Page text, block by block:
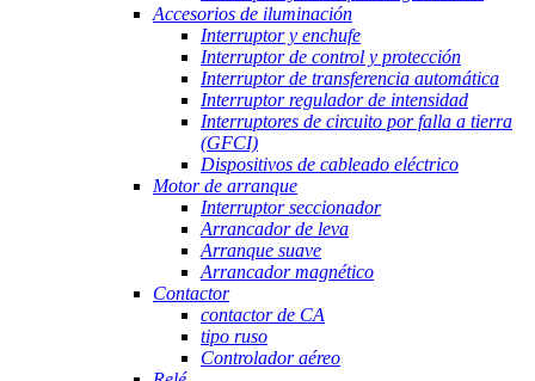
Accesorios de iluminación
Interruptor y enchufe
Interruptor de control y protección
Interruptor de transferencia automática
Interruptor regulador de intensidad
Interruptores de circuito por falla a tierra
(GFCI)
Dispositivos de cableado eléctrico
Motor de arranque
Interruptor seccionador
Arrancador de leva
Arranque suave
Arrancador magnético
Contactor
contactor de CA
tipo ruso
Controlador aéreo